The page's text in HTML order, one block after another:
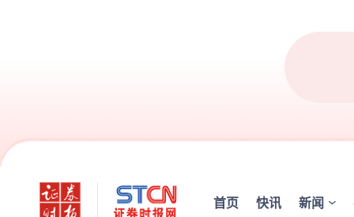
首页 快讯 新闻